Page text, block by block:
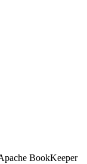
BookKeeper